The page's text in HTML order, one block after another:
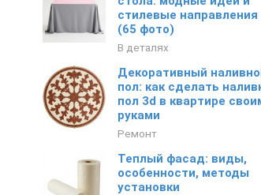
стилевые направления
(65 фото)
В деталях
Декоративный
пол: как сделать
пол 3d в квартире
руками
Ремонт
Теплый фасад: виды,
особенности, методы
установки